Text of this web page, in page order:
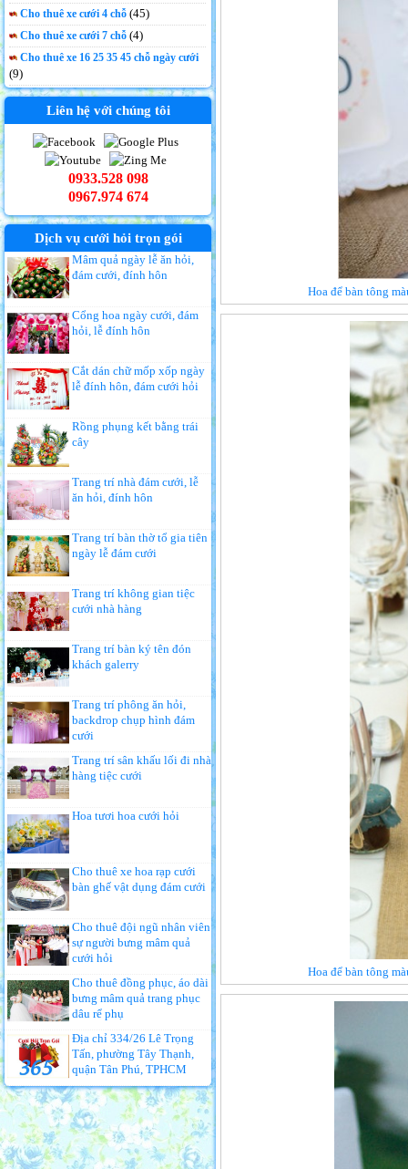
Cho thuê xe cưới 4 chỗ (45)
Cho thuê xe cưới 7 chỗ (4)
Cho thuê xe 16 25 35 45 chỗ ngày cưới
(9)
Liên hệ với chúng tôi
0933.528 098
0967.974 674
Dịch vụ cưới hỏi trọn gói
Mâm quả ngày lễ ăn hỏi,
đám cưới, đính hôn
Cổng hoa ngày cưới, đám
hỏi, lễ đính hôn
Cắt dán chữ mốp xốp ngày
lễ đính hôn, đám cưới hỏi
Rồng phụng kết bằng trái
cây
Trang trí nhà đám cưới, lễ
ăn hỏi, đính hôn
Trang trí bàn thờ tổ gia tiên
ngày lễ đám cưới
Trang trí không gian tiệc
cưới nhà hàng
Trang trí bàn ký tên đón
khách galerry
Trang trí phông ăn hỏi,
backdrop chụp hình đám
cưới
Trang trí sân khấu lối đi nhà
hàng tiệc cưới
Hoa tươi hoa cưới hỏi
Cho thuê xe hoa rạp cưới
bàn ghế vật dụng đám cưới
Cho thuê đội ngũ nhân viên
sự người bưng mâm quả
cưới hỏi
Cho thuê đồng phục, áo dài
bưng mâm quả trang phục
dâu rể phụ
Địa chỉ 334/26 Lê Trọng
Tấn, phường Tây Thạnh,
quận Tân Phú, TPHCM
Hoa để bàn tông
Hoa để bàn tông